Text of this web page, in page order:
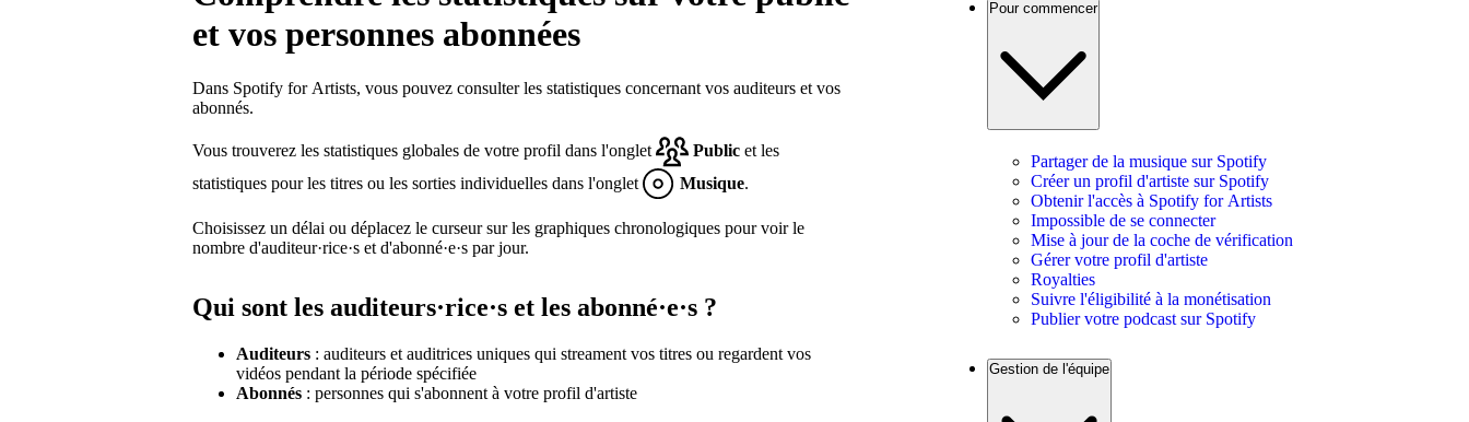
et vos personnes abonnées
Dans Spotify for Artists, vous pouvez consulter les statistiques concernant vos auditeurs et vos
abonnés.
Vous trouverez les statistiques globales de votre profil dans l'onglet Public et les
statistiques pour les titres ou les sorties individuelles dans l'onglet
Musique.
Choisissez un délai ou déplacez le curseur sur les graphiques chronologiques pour voir le
nombre d'auditeur·rice·s et d'abonné·e·s par jour.
Qui sont les auditeurs·rice·s et les abonné·e·s ?
Auditeurs : auditeurs et auditrices uniques qui streament vos titres ou regardent vos
vidéos pendant la période spécifiée
Abonnés : personnes qui s'abonnent à votre profil d'artiste
Pour commencer
Partager de la musique sur Spotify
Créer un profil d'artiste sur Spotify
Obtenir l'accès à Spotify for Artists
Impossible de se connecter
Mise à jour de la coche de vérification
Gérer votre profil d'artiste
Royalties
Suivre l'éligibilité à la monétisation
Publier votre podcast sur Spotify
Gestion de l'équipe